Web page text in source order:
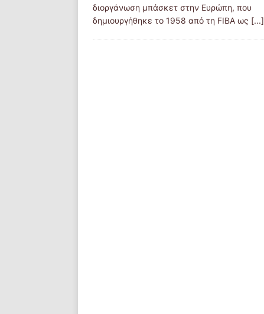
διοργάνωση μπάσκετ στην Ευρώπη, που
δημιουργήθηκε το 1958 από τη FIBA ως [...]